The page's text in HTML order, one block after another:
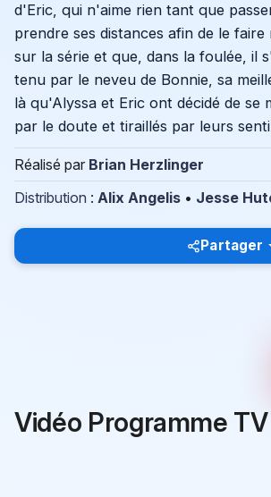
d'Eric, qui n'aime rien tant que
prendre ses distances afin de le
sur la série et que, dans la foulée, il
tenu par le neveu de Bonnie, sa
là qu'Alyssa et Eric ont décidé de
par le doute et tiraillés par leurs
Réalisé par Brian Herzlinger
Distribution : Alix Angelis • Jesse
Partager
Vidéo Programme